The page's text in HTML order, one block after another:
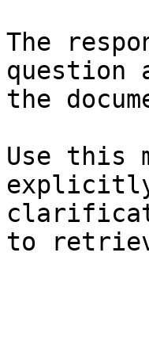
The
question
the
Use this
explicitly